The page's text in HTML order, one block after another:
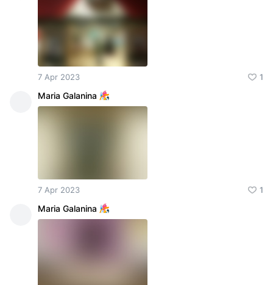
7 Apr 2023 1
Maria Galanina
7 Apr 2023 1
Maria Galanina